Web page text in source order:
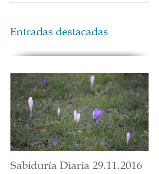
Entradas destacadas
Sabiduría Diaria 29.11.2016